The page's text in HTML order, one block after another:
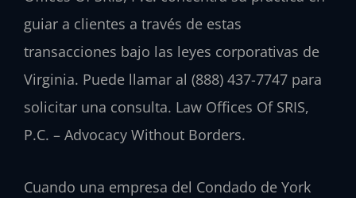
guiar a clientes a través de estas
transacciones bajo las leyes corporativas de
Virginia. Puede llamar al (888) 437-7747 para
solicitar una consulta. Law Offices Of SRIS,
P.C. – Advocacy Without Borders.
Cuando una empresa del Condado de York